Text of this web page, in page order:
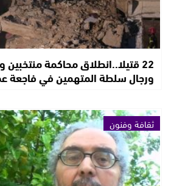
22 قتيلا..انطلاق محاكمة
ورجال سلطة المتهمين في فاجعة
ثقافة وفنون